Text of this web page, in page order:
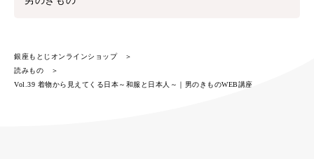
銀座もとじオンラインショップ
読みもの
Vol.39 着物から見えてくる日本～和服と日本人～｜男のきものWEB講座